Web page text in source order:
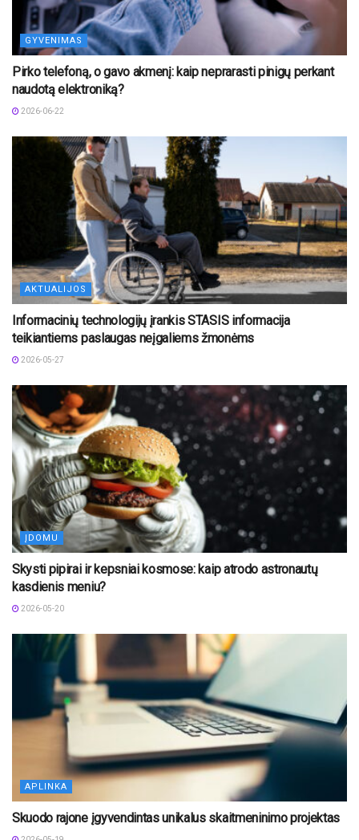
GYVENIMAS
Pirko telefoną, o gavo akmenį: kaip neprarasti pinigų perkant
naudotą elektroniką?
2026-06-22
AKTUALIJOS
Informacinių technologijų įrankis STASIS informacija
teikiantiems paslaugas neįgaliems žmonėms
2026-05-27
ĮDOMU
Skysti pipirai ir kepsniai kosmose: kaip atrodo astronautų
kasdienis meniu?
2026-05-20
APLINKA
Skuodo rajone įgyvendintas unikalus skaitmeninimo projektas